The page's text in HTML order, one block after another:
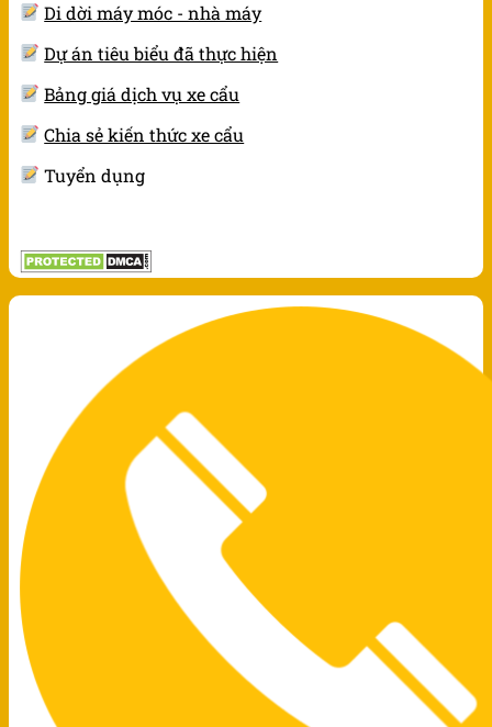
Di dời máy móc - nhà máy
Dự án tiêu biểu đã thực hiện
Bảng giá dịch vụ xe cẩu
Chia sẻ kiến thức xe cẩu
Tuyển dụng